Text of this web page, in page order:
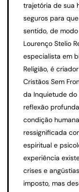
trajetória de sua
seguros para
sentido, de
Lourenço Stelio
especialista em
Religião, é
Cristãos Sem
da Inquietude do
reflexão
condição
ressignificada
espiritual e
experiência
crises e
imposto, mas